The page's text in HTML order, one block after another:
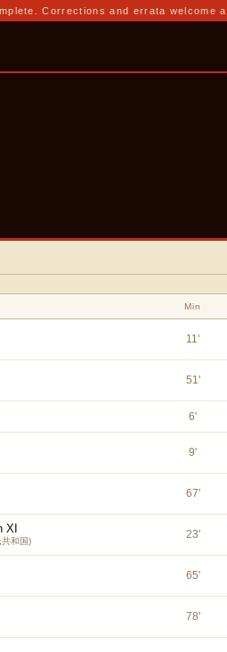
Corrections and errata welcome
Min
11'
51'
6'
9'
67'
XI
和国)
23'
65'
78'